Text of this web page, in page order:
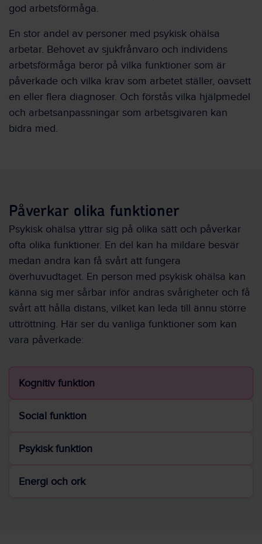
god arbetsförmåga.
En stor andel av personer med psykisk ohälsa
arbetar. Behovet av sjukfrånvaro och individens
arbetsförmåga beror på vilka funktioner som är
påverkade och vilka krav som arbetet ställer, oavsett
en eller flera diagnoser. Och förstås vilka hjälpmedel
och arbetsanpassningar som arbetsgivaren kan
bidra med.
Påverkar olika funktioner
Psykisk ohälsa yttrar sig på olika sätt och påverkar
ofta olika funktioner. En del kan ha mildare besvär
medan andra kan få svårt att fungera
överhuvudtaget. En person med psykisk ohälsa kan
känna sig mer sårbar inför andras svårigheter och få
svårt att hålla distans, vilket kan leda till ännu större
uttröttning. Här ser du vanliga funktioner som kan
vara påverkade:
Kognitiv funktion
Social funktion
Psykisk funktion
Energi och ork